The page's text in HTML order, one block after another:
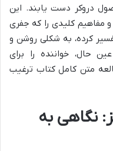
دروکر دست یابند. این
و مفاهیم کلیدی را که جفری
کرده، به شکلی روشن و
حال، خواننده را برای
متن کامل کتاب ترغیب
نگاهی به